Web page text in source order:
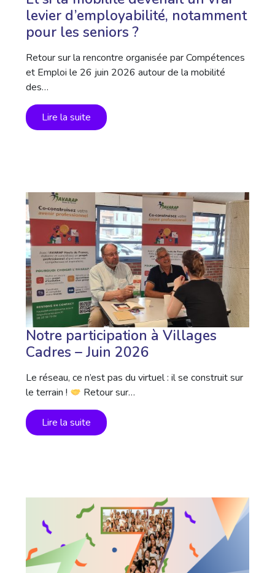
levier d’employabilité, notamment
pour les seniors ?
Retour sur la rencontre organisée par Compétences
et Emploi le 26 juin 2026 autour de la mobilité
des…
Lire la suite
Notre participation à Villages
Cadres – Juin 2026
Le réseau, ce n’est pas du virtuel : il se construit sur
le terrain !
Retour sur…
Lire la suite